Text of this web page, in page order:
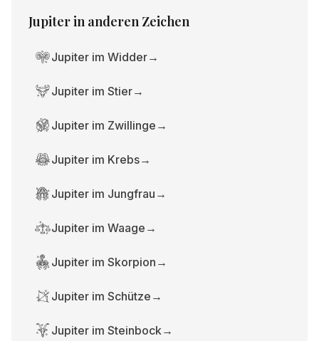
Jupiterin anderen Zeichen
Jupiter im Widder→
Jupiter im Stier→
Jupiter im Zwillinge →
Jupiter im Krebs→
Jupiter im Jungfrau →
Jupiter im Waage →
Jupiter im Skorpion →
Jupiter im Schütze →
Jupiter im Steinbock→